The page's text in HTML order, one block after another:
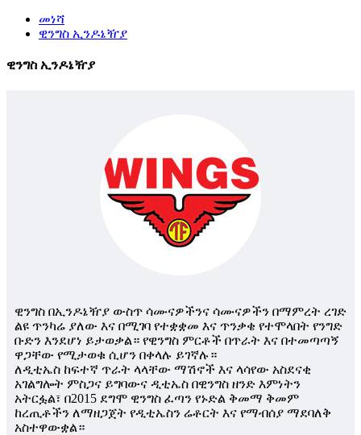
መነሻ
ዊንግስ ኢንዶኔዥያ
ዊንግስ ኢንዶኔዥያ
ዊንግስ በኢንዶኔዥያ ውስጥ ሳሙናዎችንና ሳሙናዎችን በማምረት ረገድ
ልዩ ጥንካሬ ያለው እና በሚገባ የተቋቋመ እና ጥንቃቄ የተሞላበት የንግድ
ቡድን እንደሆነ ይታወቃል። የዊንግስ ምርቶች በጥራት እና በተመጣጣኝ
ዋጋቸው የሚታወቁ ሲሆን በቀላሉ ይገኛሉ።
ለዲቲኤስ ከፍተኛ ጥራት ላላቸው ማሽኖች እና ላሳየው አስደናቂ
አገልግሎት ምስጋና ይግባውና ዲቲኤስ በዊንግስ ዘንድ እምነትን
አትርፏል፣ በ2015 ደግሞ ዊንግስ ፈጣን የኑድል ቅመማ ቅመም
ከረጢቶችን ለማዘጋጀት የዲቲኤስን ሬቶርት እና የማብሰያ ማደባለቅ
አስተዋውቋል።